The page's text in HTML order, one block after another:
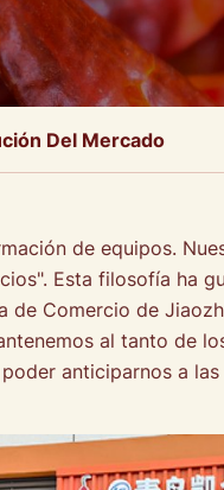
Del Mercado
de equipos.
Esta filosofía ha
Comercio de
al tanto de
anticiparnos a las